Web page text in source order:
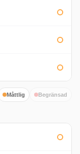
Måttlig Begränsad